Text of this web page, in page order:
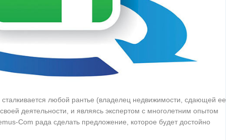
любой рантье (владелец недвижимости, сдающей ее
деятельности, и являясь экспертом с многолетним опытом
Com рада сделать предложение, которое будет достойно